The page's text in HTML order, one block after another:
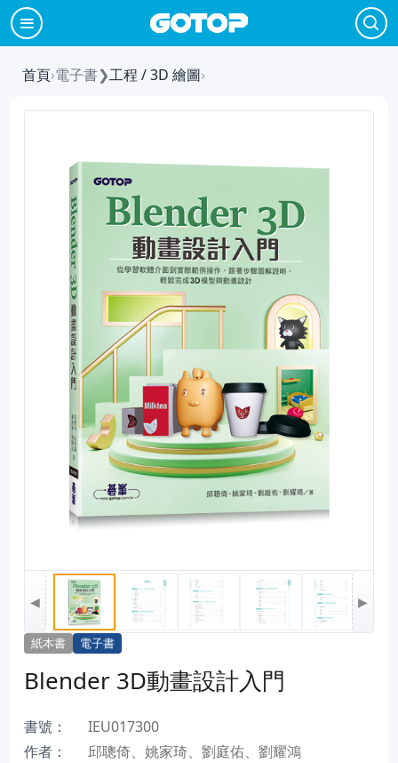
首頁›電子書❯工程 / 3D 繪圖›
◀ ▶
紙本書 電子書
Blender 3D動畫設計入門
書號：
IEU017300
作者：
邱聰倚、姚家琦、劉庭佑、劉耀鴻